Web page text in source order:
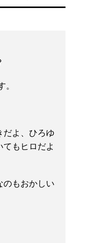
だよ、ひろゆ
もヒロだよ
のもおかしい